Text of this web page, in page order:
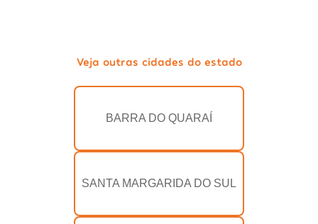
Veja outras cidades do estado
BARRA DO QUARAÍ
SANTA MARGARIDA DO SUL